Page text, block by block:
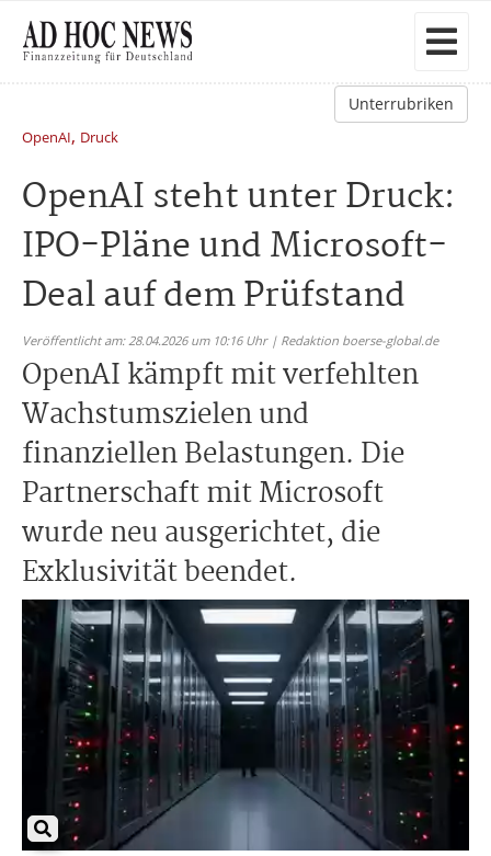
Unterrubriken
OpenAI, Druck
OpenAI steht unter Druck:
IPO-Pläne und Microsoft-
Deal auf dem Prüfstand
Veröffentlicht am: 28.04.2026 um 10:16 Uhr | Redaktion boerse-global.de
OpenAI kämpft mit verfehlten
Wachstumszielen und
finanziellen Belastungen. Die
Partnerschaft mit Microsoft
wurde neu ausgerichtet, die
Exklusivität beendet.